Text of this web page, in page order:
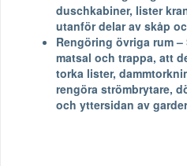
duschkabiner, lister
utanför delar av skåp
Rengöring övriga rum
matsal och trappa, att
torka lister,
rengöra strömbrytare,
och yttersidan av